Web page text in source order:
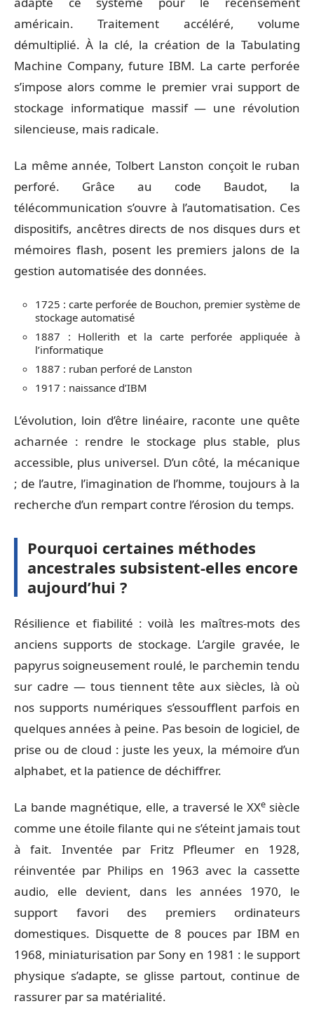
américain. Traitement accéléré, volume
démultiplié. À la clé, la création de la Tabulating
Machine Company, future IBM. La carte perforée
s’impose alors comme le premier vrai support de
stockage informatique massif — une révolution
silencieuse, mais radicale.
La même année, Tolbert Lanston conçoit le ruban
perforé. Grâce au code Baudot, la
télécommunication s’ouvre à l’automatisation. Ces
dispositifs, ancêtres directs de nos disques durs et
mémoires flash, posent les premiers jalons de la
gestion automatisée des données.
1725 : carte perforée de Bouchon, premier système de
stockage automatisé
1887 : Hollerith et la carte perforée appliquée à
l’informatique
1887 : ruban perforé de Lanston
1917 : naissance d’IBM
L’évolution, loin d’être linéaire, raconte une quête
acharnée : rendre le stockage plus stable, plus
accessible, plus universel. D’un côté, la mécanique
; de l’autre, l’imagination de l’homme, toujours à la
recherche d’un rempart contre l’érosion du temps.
Pourquoi certaines méthodes
ancestrales subsistent-elles encore
aujourd’hui ?
Résilience et fiabilité : voilà les maîtres-mots des
anciens supports de stockage. L’argile gravée, le
papyrus soigneusement roulé, le parchemin tendu
sur cadre — tous tiennent tête aux siècles, là où
nos supports numériques s’essoufflent parfois en
quelques années à peine. Pas besoin de logiciel, de
prise ou de cloud : juste les yeux, la mémoire d’un
alphabet, et la patience de déchiffrer.
La bande magnétique, elle, a traversé le XXe siècle
comme une étoile filante qui ne s’éteint jamais tout
à fait. Inventée par Fritz Pfleumer en 1928,
réinventée par Philips en 1963 avec la cassette
audio, elle devient, dans les années 1970, le
support favori des premiers ordinateurs
domestiques. Disquette de 8 pouces par IBM en
1968, miniaturisation par Sony en 1981 : le support
physique s’adapte, se glisse partout, continue de
rassurer par sa matérialité.